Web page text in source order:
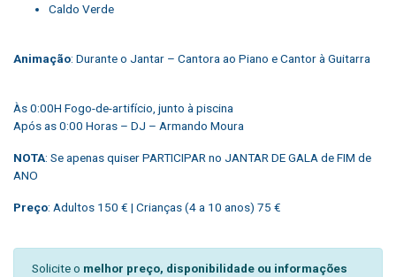
Caldo Verde
Animação: Durante o Jantar – Cantora ao Piano e Cantor à Guitarra
Às 0:00H Fogo-de-artifício, junto à piscina
Após as 0:00 Horas – DJ – Armando Moura
NOTA: Se apenas quiser PARTICIPAR no JANTAR DE GALA de FIM de
ANO
Preço: Adultos 150 € | Crianças (4 a 10 anos) 75 €
Solicite o melhor preço, disponibilidade ou informações